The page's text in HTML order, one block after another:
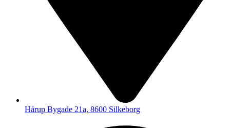
Hårup Bygade 21a, 8600 Silkeborg